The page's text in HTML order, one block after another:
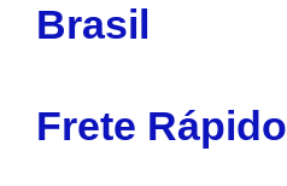
Brasil
Frete Rápido